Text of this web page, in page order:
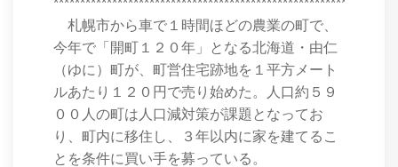
札幌市から車で１時間ほどの農業の町で、
今年で「開町１２０年」となる北海道・由仁
（ゆに）町が、町営住宅跡地を１平方メート
ルあたり１２０円で売り始めた。人口約５９
００人の町は人口減対策が課題となってお
り、町内に移住し、３年以内に家を建てるこ
とを条件に買い手を募っている。